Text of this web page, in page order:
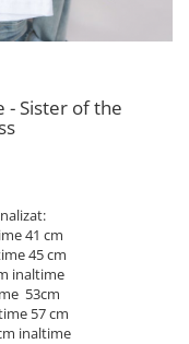
- Sister of the
41 cm
45 cm
inaltime
53cm
57 cm
inaltime